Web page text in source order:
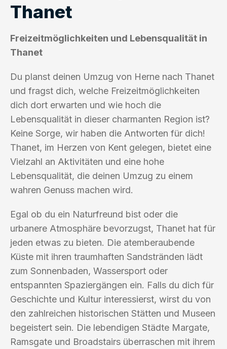
Thanet
Freizeitmöglichkeiten und Lebensqualität in
Thanet
Du planst deinen Umzug von Herne nach Thanet
und fragst dich, welche Freizeitmöglichkeiten
dich dort erwarten und wie hoch die
Lebensqualität in dieser charmanten Region ist?
Keine Sorge, wir haben die Antworten für dich!
Thanet, im Herzen von Kent gelegen, bietet eine
Vielzahl an Aktivitäten und eine hohe
Lebensqualität, die deinen Umzug zu einem
wahren Genuss machen wird.
Egal ob du ein Naturfreund bist oder die
urbanere Atmosphäre bevorzugst, Thanet hat für
jeden etwas zu bieten. Die atemberaubende
Küste mit ihren traumhaften Sandstränden lädt
zum Sonnenbaden, Wassersport oder
entspannten Spaziergängen ein. Falls du dich für
Geschichte und Kultur interessierst, wirst du von
den zahlreichen historischen Stätten und Museen
begeistert sein. Die lebendigen Städte Margate,
Ramsgate und Broadstairs überraschen mit ihrem